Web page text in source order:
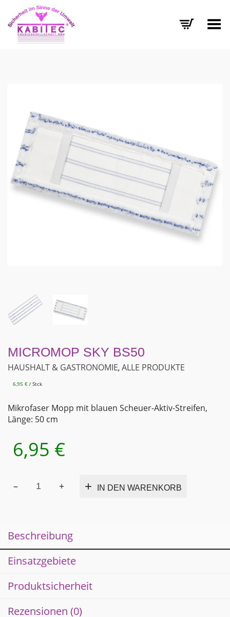
Menü umschalten
MICROMOP SKY BS50
HAUSHALT & GASTRONOMIE, ALLE PRODUKTE
6,95 € / Stck
Mikrofaser Mopp mit blauen Scheuer-Aktiv-Streifen,
Länge: 50 cm
6,95 €
SKY
IN DEN WARENKORB
Beschreibung
Einsatzgebiete
Produktsicherheit
Rezensionen (0)